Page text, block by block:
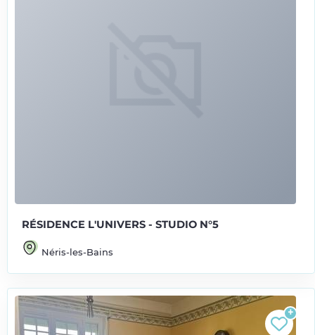
RÉSIDENCE L'UNIVERS - STUDIO N°5
Néris-les-Bains